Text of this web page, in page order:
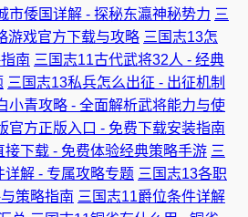
市倭国详解 - 探秘东瀛神秘势力 三
游戏官方下载与攻略 三国志13怎
南 三国志11古代武将32人 - 经典
三国志13私兵怎么出征 - 出征机制
小青攻略 - 全面解析武将能力与使
官方正版入口 - 免费下载安装指南
接下载 - 免费体验经典策略手游 三
详解 - 专属攻略专题 三国志13各职
策略指南 三国志11爵位条件详解